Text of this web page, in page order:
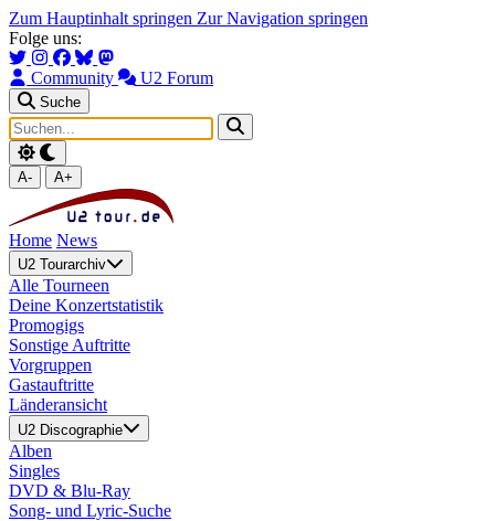
Zum Hauptinhalt springen Zur Navigation springen
Folge uns:
Community U2 Forum
Suche
A- A+
Home News
U2 Tourarchiv
Alle Tourneen
Deine Konzertstatistik
Promogigs
Sonstige Auftritte
Vorgruppen
Gastauftritte
Länderansicht
U2 Discographie
Alben
Singles
DVD & Blu-Ray
Song- und Lyric-Suche